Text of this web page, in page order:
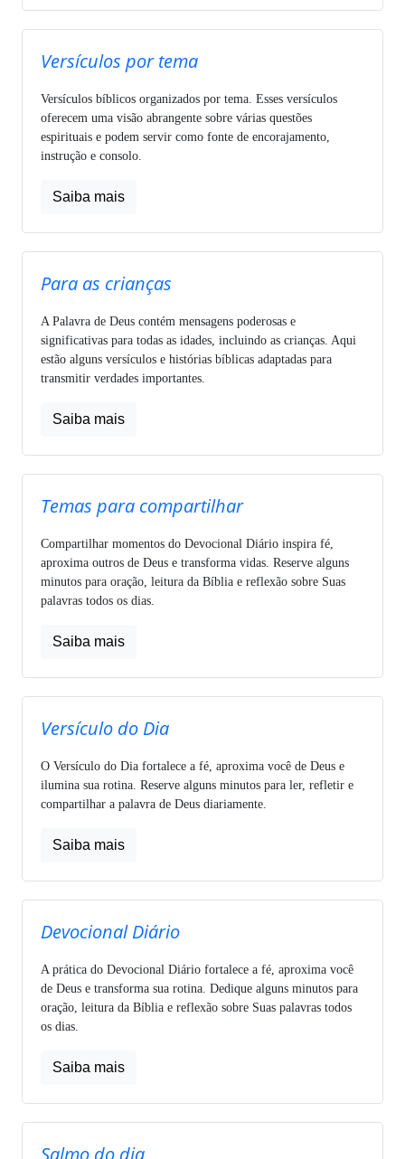
Versículos por tema
Versículos bíblicos organizados por tema. Esses versículos
oferecem uma visão abrangente sobre várias questões
espirituais e podem servir como fonte de encorajamento,
instrução e consolo.
Saiba mais
Para as crianças
A Palavra de Deus contém mensagens poderosas e
significativas para todas as idades, incluindo as crianças. Aqui
estão alguns versículos e histórias bíblicas adaptadas para
transmitir verdades importantes.
Saiba mais
Temas para compartilhar
Compartilhar momentos do Devocional Diário inspira fé,
aproxima outros de Deus e transforma vidas. Reserve alguns
minutos para oração, leitura da Bíblia e reflexão sobre Suas
palavras todos os dias.
Saiba mais
Versículo do Dia
O Versículo do Dia fortalece a fé, aproxima você de Deus e
ilumina sua rotina. Reserve alguns minutos para ler, refletir e
compartilhar a palavra de Deus diariamente.
Saiba mais
Devocional Diário
A prática do Devocional Diário fortalece a fé, aproxima você
de Deus e transforma sua rotina. Dedique alguns minutos para
oração, leitura da Bíblia e reflexão sobre Suas palavras todos
os dias.
Saiba mais
Salmo do dia